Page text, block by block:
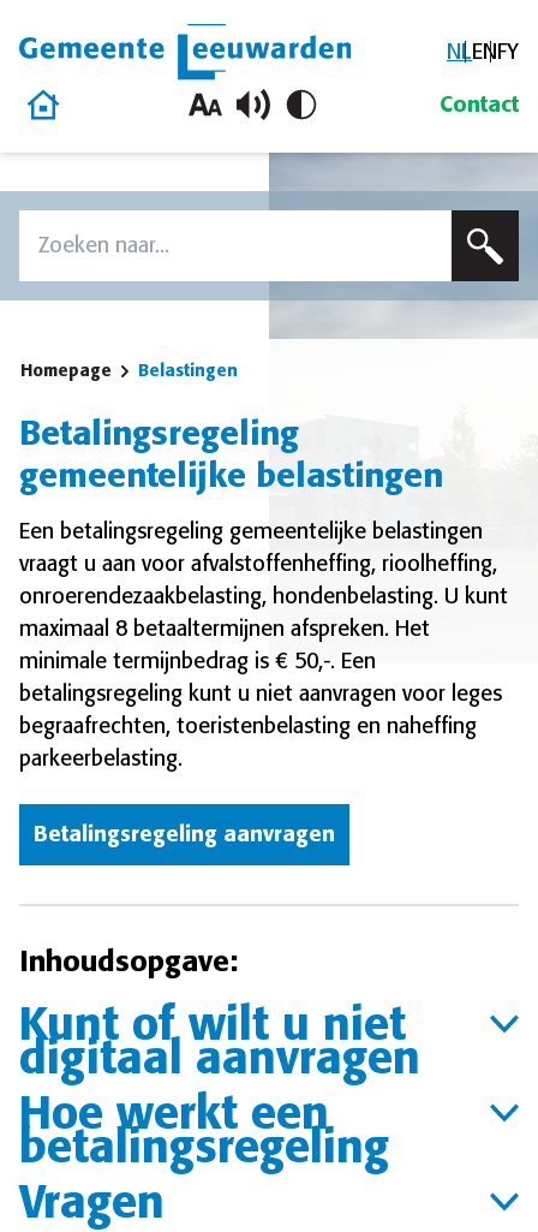
Gemeente Leeuwarden NLENFY
Homepage
Contact
Homepage Belastingen
Betalingsregeling
gemeentelijke belastingen
Een betalingsregeling gemeentelijke belastingen
vraagt u aan voor afvalstoffenheffing, rioolheffing,
onroerendezaakbelasting, hondenbelasting. U kunt
maximaal 8 betaaltermijnen afspreken. Het
minimale termijnbedrag is € 50,-. Een
betalingsregeling kunt u niet aanvragen voor leges
begraafrechten, toeristenbelasting en naheffing
parkeerbelasting.
Betalingsregeling aanvragen
Inhoudsopgave:
Kunt of wilt u niet
digitaal aanvragen
Hoe werkt een
betalingsregeling
Vragen